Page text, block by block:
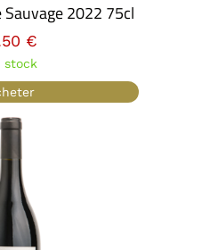
Sauvage 2022 75cl
€
stock